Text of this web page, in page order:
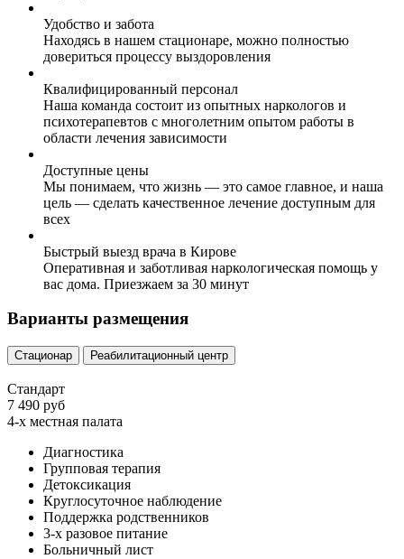
Удобство и забота
Находясь в нашем стационаре, можно полностью
довериться процессу выздоровления
Квалифицированный персонал
Наша команда состоит из опытных наркологов и
психотерапевтов с многолетним опытом работы в
области лечения зависимости
Доступные цены
Мы понимаем, что жизнь — это самое главное, и наша
цель — сделать качественное лечение доступным для
всех
Быстрый выезд врача в Кирове
Оперативная и заботливая наркологическая помощь у
вас дома. Приезжаем за 30 минут
Варианты размещения
Стационар Реабилитационный центр
Стандарт
7 490 руб
4-х местная палата
Диагностика
Групповая терапия
Детоксикация
Круглосуточное наблюдение
Поддержка родственников
3-х разовое питание
Больничный лист